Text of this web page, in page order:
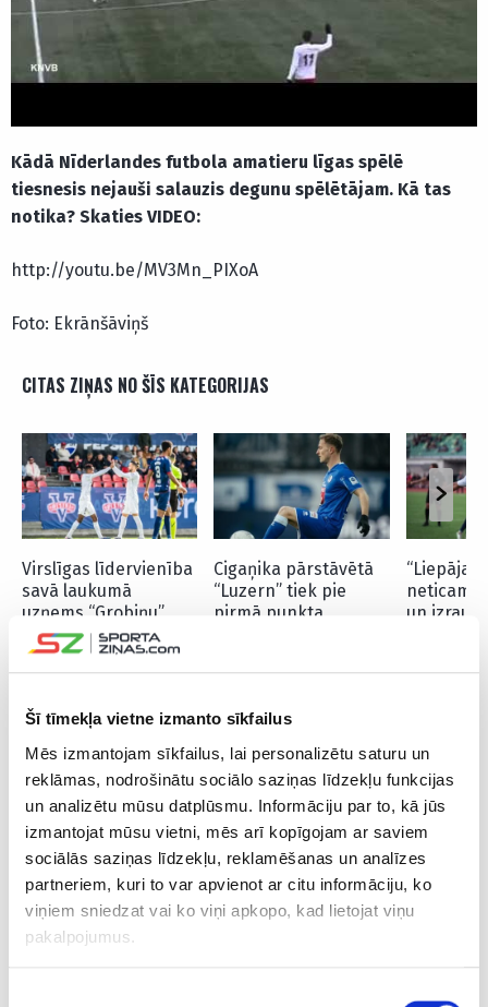
Šī tīmekļa vietne izmanto sīkfailus
Mēs izmantojam sīkfailus, lai personalizētu saturu un
reklāmas, nodrošinātu sociālo saziņas līdzekļu funkcijas
un analizētu mūsu datplūsmu. Informāciju par to, kā jūs
izmantojat mūsu vietni, mēs arī kopīgojam ar saviem
sociālās saziņas līdzekļu, reklamēšanas un analīzes
partneriem, kuri to var apvienot ar citu informāciju, ko
viņiem sniedzat vai ko viņi apkopo, kad lietojat viņu
pakalpojumus.
Kādā Nīderlandes futbola amatieru līgas spēlē
tiesnesis nejauši salauzis degunu spēlētājam. Kā tas
notika? Skaties VIDEO:
http://youtu.be/MV3Mn_PIXoA
Foto: Ekrānšāviņš
CITAS ZIŅAS NO ŠĪS KATEGORIJAS
Virslīgas līdervienība
savā laukumā
uzņems “Grobiņu”
Cigaņika pārstāvētā
“Luzern” tiek pie
pirmā punkta
“Liepāja”
neticami
un izrauj
Pievienot komentāru